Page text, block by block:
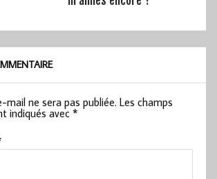
mail ne sera pas publiée. Les champs
indiqués avec*